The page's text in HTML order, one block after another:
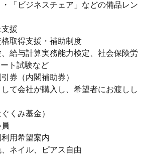
「ビジネスチェア」などの備品レン
援
取得支援・補助制度
給与計算実務能力検定、社会保険労
ト試験など
券（内閣補助券）
て会社が購入し、希望者にお渡しし
くみ基金）
用希望案内
ネイル、ピアス自由